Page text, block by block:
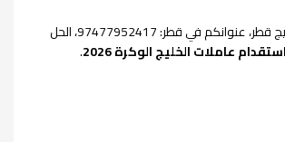
شركة استقدام الخليج قطر، عنوانكم في قطر: 97477952417، الحل
عاملات الخليج الوكرة 2026 .